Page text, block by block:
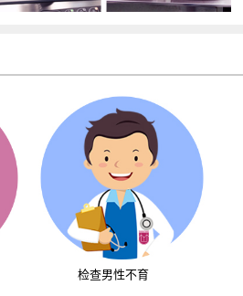
检查男性不育